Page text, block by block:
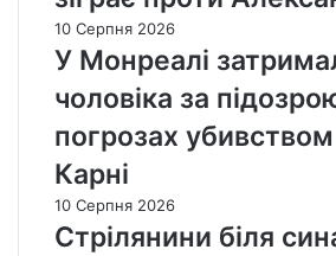
10 Серпня 2026
У Монреалі
чоловіка за
погрозах
Карні
10 Серпня 2026
Стрілянини біля